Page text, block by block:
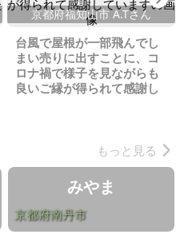
京都府福知山市 A.Tさん
台風で屋根が一部飛んでし
まい売りに出すことに、コ
ロナ禍で様子を見ながらも
良いご縁が得られて感謝し
もっと見る
みやま
京都府南丹市